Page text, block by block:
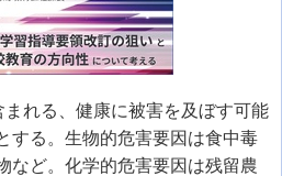
まれる、健康に被害を及ぼす可能
する。生物的危害要因は食中毒
など。化学的危害要因は残留農